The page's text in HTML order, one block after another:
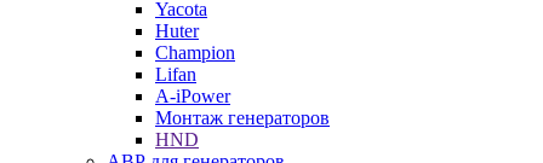
Yacota
Huter
Champion
Lifan
A-iPower
Монтаж генераторов
HND